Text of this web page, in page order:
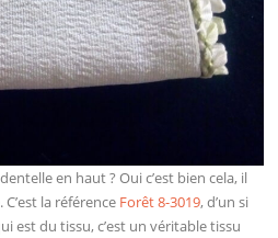
en haut ? Oui c’est bien cela, il
C’est la référence Forêt 8-3019, d’un si
est du tissu, c’est un véritable tissu